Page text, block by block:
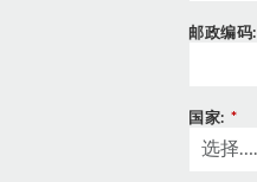
邮政编码:
*
国家: